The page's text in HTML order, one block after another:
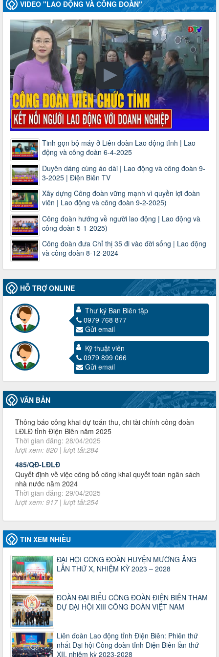
VIDEO "LAO ĐỘNG VÀ CÔNG ĐOÀN"
Tinh gọn bộ máy ở Liên đoàn Lao động tỉnh | Lao
động và công đoàn 6-4-2025
Duyên dáng cùng áo dài | Lao động và công đoàn 9-
3-2025 | Điện Biên TV
Xây dựng Công đoàn vững mạnh vì quyền lợi đoàn
viên | Lao động và công đoàn 9-2-2025)
Công đoàn hướng về người lao động | Lao động và
công đoàn 5-1-2025)
Công đoàn đưa Chỉ thị 35 đi vào đời sống | Lao động
và công đoàn 8-12-2024
HỖ TRỢ ONLINE
Thư ký Ban Biên tập
0979 768 877
Gửi email
Kỹ thuật viên
0979 899 066
Gửi email
VĂN BẢN
Công văn hướng dẫn công tác quả lý tài chính, tài sản công
đoàn khi đơn vị sát nhập, chấm dứt hoạt động
Thời gian đăng: 13/04/2025
lượt xem: 2004 | lượt tải:719
60/TB-LĐLĐ
Thông báo công khai dự toán thu, chi tài chính công đoàn
LĐLĐ tỉnh Điện Biên năm 2025
Thời gian đăng: 28/04/2025
lượt xem: 820 | lượt tải:284
485/QĐ-LĐLĐ
Quyết định về việc công bố công khai quyết toán ngân sách
nhà nước năm 2024
Thời gian đăng: 29/04/2025
lượt xem: 917 | lượt tải:254
2930/TLĐ-TC
Công văn số 2930/TLĐ-TC, ngày 31/12/2024 của Tổng
KPCĐ 2% qua tài khoản Công đoàn Việt Nam về các cấp
Công đoàn năm 2025
Thời gian đăng: 06/01/2025
lượt xem: 1067 | lượt tải:437
47-TTCĐ/BTGTU
Thông tin chuyên đề: Một số nôi dung về sắp xếp tổ chức bộ
máy của hệ thống chính trị tinh gọn, hoạt động hiệu lực, hiệu
quả
Thời gian đăng: 25/12/2024
lượt xem: 1224 | lượt tải:339
37/HD-TLĐ
Hướng dẫn Công đoàn với việc tổ chức và hoạt động của
Ban Thanh tra Nhân dân
Thời gian đăng: 27/12/2024
TIN XEM NHIỀU
ĐẠI HỘI CÔNG ĐOÀN HUYỆN MƯỜNG ẢNG
LẦN THỨ X, NHIỆM KỲ 2023 – 2028
ĐOÀN ĐẠI BIỂU CÔNG ĐOÀN ĐIỆN BIÊN THAM
DỰ ĐẠI HỘI XIII CÔNG ĐOÀN VIỆT NAM
Liên đoàn Lao động tỉnh Điện Biên: Phiên thứ
nhất Đại hội Công đoàn tỉnh Điện Biên lần thứ
XII, nhiệm kỳ 2023-2028